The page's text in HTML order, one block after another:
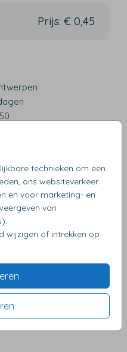
technieken om een
ons websiteverkeer
en voor marketing- en
van
wijzigen of intrekken op
Prijs: € 0,45